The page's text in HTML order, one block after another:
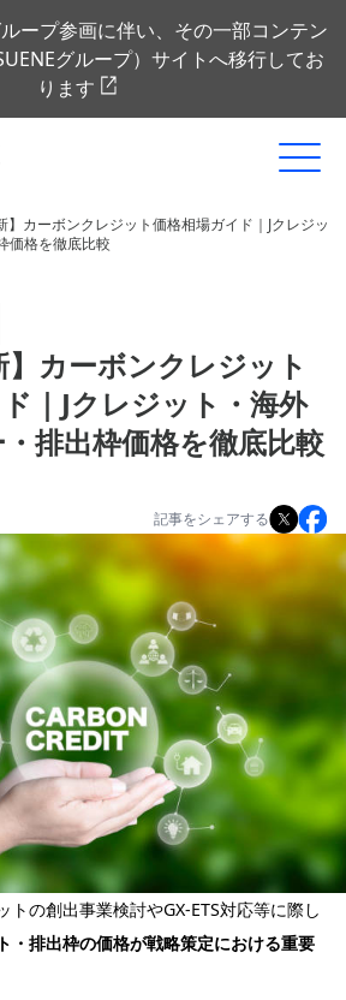
ープ参画に伴い、その一部コンテン
グループ）サイトへ移行してお
ります
】カーボンクレジット価格相場ガイド｜Jクレジッ
価格を徹底比較
】カーボンクレジット
｜Jクレジット・海外
排出枠価格を徹底比較
記事をシェアする
の創出事業検討やGX‑ETS対応等に際し
・排出枠の価格が戦略策定における重要